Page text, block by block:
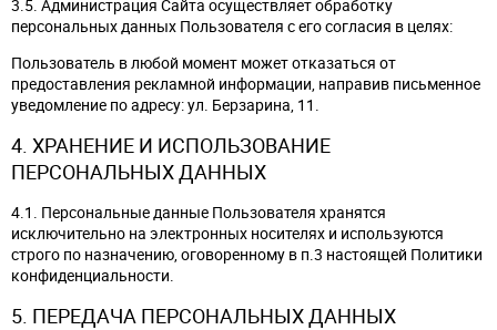
3.5. Администрация Сайта осуществляет обработку
персональных данных Пользователя с его согласия в целях:
Пользователь в любой момент может отказаться от
предоставления рекламной информации, направив письменное
уведомление по адресу: ул. Берзарина, 11.
4. ХРАНЕНИЕ И ИСПОЛЬЗОВАНИЕ
ПЕРСОНАЛЬНЫХ ДАННЫХ
4.1. Персональные данные Пользователя хранятся
исключительно на электронных носителях и используются
строго по назначению, оговоренному в п.3 настоящей Политики
конфиденциальности.
5. ПЕРЕДАЧА ПЕРСОНАЛЬНЫХ ДАННЫХ